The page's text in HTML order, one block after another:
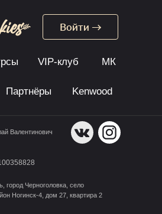
VIP-клуб МК
Партнёры Kenwood
Валентинович
город Черноголовка, село
Ногинск-4, дом 27, квартира 2
Войти →